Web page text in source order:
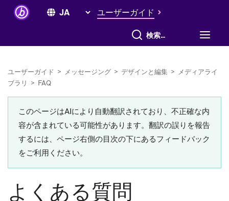
ユーザーガイド
すべて検索
ユーザーガイド > メッセージング > デザインと編集 > メディアライ
ブラリ > FAQ
このページはAIにより自動翻訳されており、不正確な内
容が含まれている可能性があります。翻訳の誤りを報告
するには、ページ右側の目次の下にあるフィードバック
をご利用ください。
よくある質問